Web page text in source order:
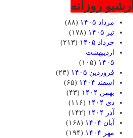
آرشیو روزانه
مرداد ۱۴۰۵
(۸۸)
تیر ۱۴۰۵
(۱۷۸)
خرداد ۱۴۰۵
(۲۱۳)
اردیبهشت
۱۴۰۵ (۱۰۵)
فروردین ۱۴۰۵
(۲۳)
اسفند ۱۴۰۴
(۶۵)
بهمن ۱۴۰۴
(۴۳)
دی ۱۴۰۴
(۱۱۶)
آذر ۱۴۰۴
(۱۴۲)
آبان ۱۴۰۴
(۱۶۸)
مهر ۱۴۰۴
(۱۹۴)